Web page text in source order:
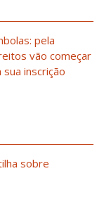
pela
vão começar
inscrição
sobre